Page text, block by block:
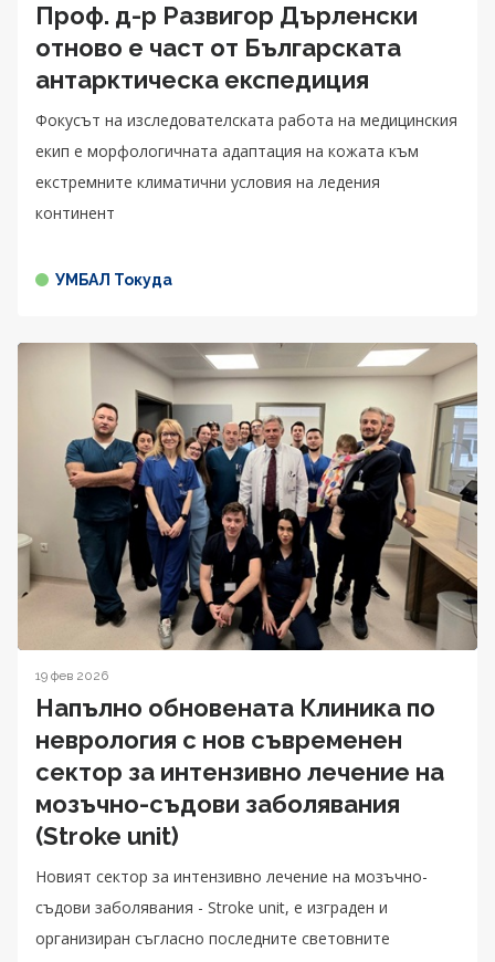
Проф. д-р Развигор Дърленски
отново е част от Българската
антарктическа експедиция
Фокусът на изследователската работа на медицинския
екип е морфологичната адаптация на кожата към
екстремните климатични условия на ледения
континент
УМБАЛ Токуда
19 фев 2026
Напълно обновената Клиника по
неврология с нов съвременен
сектор за интензивно лечение на
мозъчно-съдови заболявания
(Stroke unit)
Новият сектор за интензивно лечение на мозъчно-
съдови заболявания - Stroke unit, е изграден и
организиран съгласно последните световните